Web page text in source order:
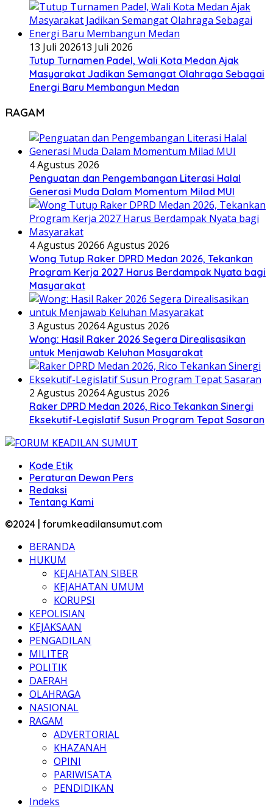
13 Juli 202613 Juli 2026
Tutup Turnamen Padel, Wali Kota Medan Ajak
Masyarakat Jadikan Semangat Olahraga Sebagai
Energi Baru Membangun Medan
RAGAM
4 Agustus 2026
Penguatan dan Pengembangan Literasi Halal
Generasi Muda Dalam Momentum Milad MUI
4 Agustus 20266 Agustus 2026
Wong Tutup Raker DPRD Medan 2026, Tekankan
Program Kerja 2027 Harus Berdampak Nyata bagi
Masyarakat
3 Agustus 20264 Agustus 2026
Wong: Hasil Raker 2026 Segera Direalisasikan
untuk Menjawab Keluhan Masyarakat
2 Agustus 20264 Agustus 2026
Raker DPRD Medan 2026, Rico Tekankan Sinergi
Eksekutif-Legislatif Susun Program Tepat Sasaran
Kode Etik
Peraturan Dewan Pers
Redaksi
Tentang Kami
©2024 | forumkeadilansumut.com
BERANDA
HUKUM
KEJAHATAN SIBER
KEJAHATAN UMUM
KORUPSI
KEPOLISIAN
KEJAKSAAN
PENGADILAN
MILITER
POLITIK
DAERAH
OLAHRAGA
NASIONAL
RAGAM
ADVERTORIAL
KHAZANAH
OPINI
PARIWISATA
PENDIDIKAN
Indeks